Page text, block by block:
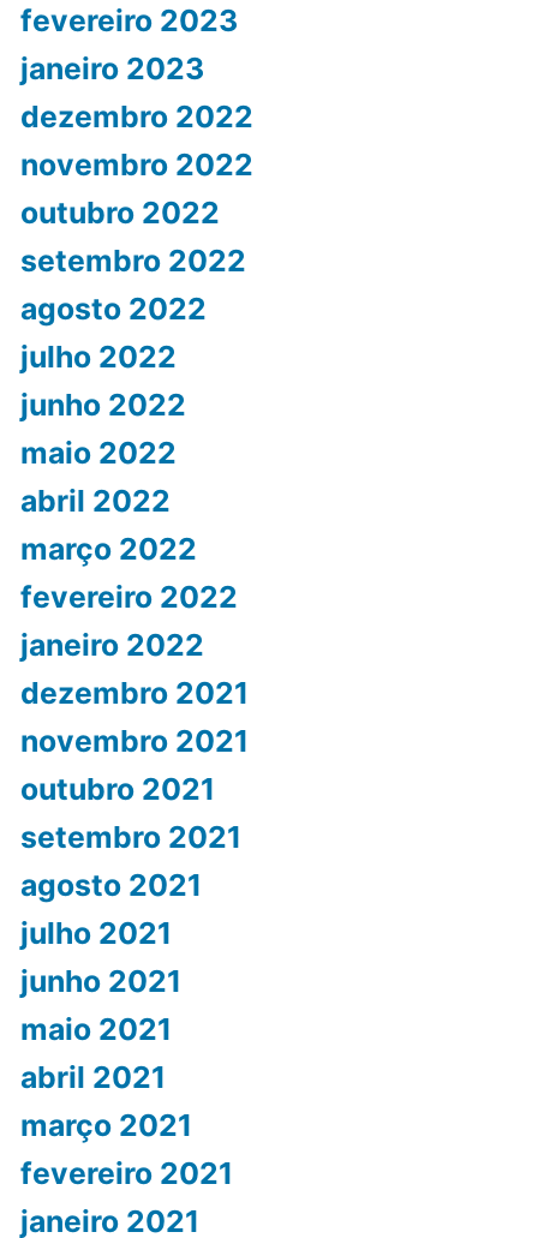
fevereiro 2023
janeiro 2023
dezembro 2022
novembro 2022
outubro 2022
setembro 2022
agosto 2022
julho 2022
junho 2022
maio 2022
abril 2022
março 2022
fevereiro 2022
janeiro 2022
dezembro 2021
novembro 2021
outubro 2021
setembro 2021
agosto 2021
julho 2021
junho 2021
maio 2021
abril 2021
março 2021
fevereiro 2021
janeiro 2021